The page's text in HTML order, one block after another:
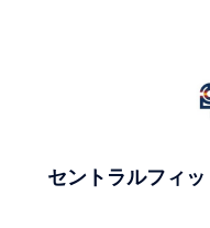
セントラルフィ